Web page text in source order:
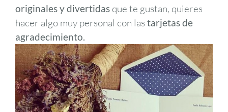
originales y divertidasque te gustan, quieres
hacer algo muy personal con las tarjetas de
agradecimiento.